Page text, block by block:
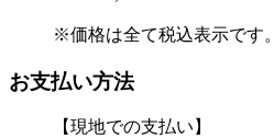
※価格は全て税込表示です。
お支払い方法
【現地での支払い】